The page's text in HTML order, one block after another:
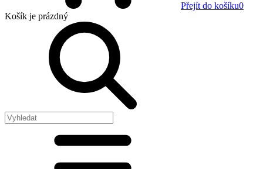
Přejít do košíku0
Košík je prázdný